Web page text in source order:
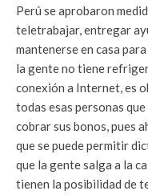
Perú se aprobaron
teletrabajar, entregar
mantenerse en casa
la gente no tiene
conexión a Internet, es
todas esas personas
cobrar sus bonos, pues
que se puede permitir
que la gente salga a la
tienen la posibilidad de